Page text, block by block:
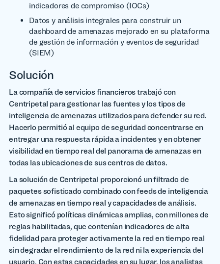
indicadores de compromiso (IOCs)
Datos y análisis integrales para construir un
dashboard de amenazas mejorado en su plataforma
de gestión de información y eventos de seguridad
(SIEM)
Solución
La compañía de servicios financieros trabajó con
Centripetal para gestionar las fuentes y los tipos de
inteligencia de amenazas utilizados para defender su red.
Hacerlo permitió al equipo de seguridad concentrarse en
entregar una respuesta rápida a incidentes y en obtener
visibilidad en tiempo real del panorama de amenazas en
todas las ubicaciones de sus centros de datos.
La solución de Centripetal proporcionó un filtrado de
paquetes sofisticado combinado con feeds de inteligencia
de amenazas en tiempo real y capacidades de análisis.
Esto significó políticas dinámicas amplias, con millones de
reglas habilitadas, que contenían indicadores de alta
fidelidad para proteger activamente la red en tiempo real
sin degradar el rendimiento de la red ni la experiencia del
usuario. Con estas capacidades en su lugar, los analistas